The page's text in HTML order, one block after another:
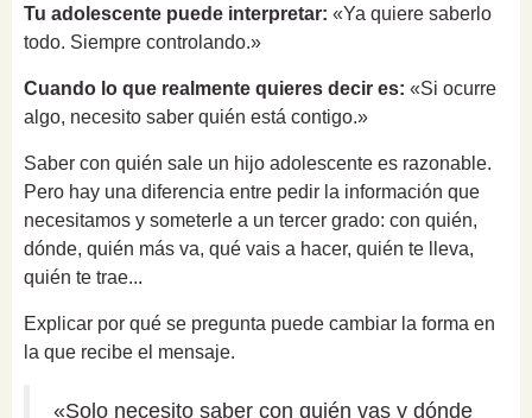
Tu adolescente puede interpretar: «Ya quiere saberlo
todo. Siempre controlando.»
Cuando lo que realmente quieres decir es: «Si ocurre
algo, necesito saber quién está contigo.»
Saber con quién sale un hijo adolescente es razonable.
Pero hay una diferencia entre pedir la información que
necesitamos y someterle a un tercer grado: con quién,
dónde, quién más va, qué vais a hacer, quién te lleva,
quién te trae...
Explicar por qué se pregunta puede cambiar la forma en
la que recibe el mensaje.
«Solo necesito saber con quién vas y dónde